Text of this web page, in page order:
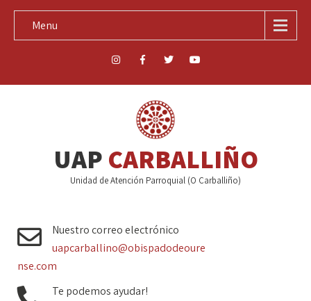
Menu
UAP CARBALLIÑO
Unidad de Atención Parroquial (O Carballiño)
Nuestro correo electrónico
uapcarballino@obispadodeoure
nse.com
Te podemos ayudar!